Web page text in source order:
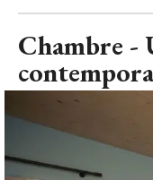
Chambre -